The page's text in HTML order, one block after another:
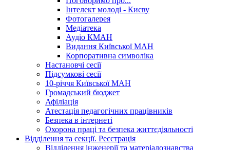
Інтелект молоді - Києву
Фотогалерея
Медіатека
Аудіо КМАН
Видання Київської МАН
Корпоративна символіка
Настановчі сесії
Підсумкові сесії
10-річчя Київської МАН
Громадський бюджет
Афіліація
Атестація педагогічних працівників
Безпека в інтернеті
Охорона праці та безпека життєдіяльності
Відділення та секції. Реєстрація
Відділення інженерії та матеріалознавства